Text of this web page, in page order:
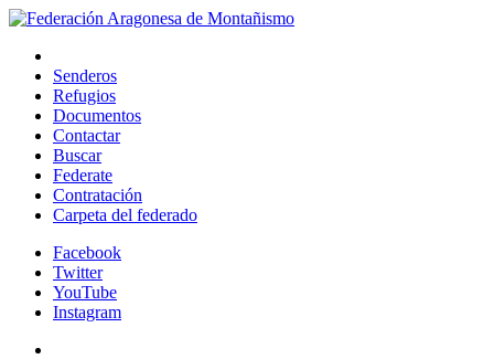
Senderos
Refugios
Documentos
Contactar
Buscar
Federate
Contratación
Carpeta del federado
Facebook
Twitter
YouTube
Instagram